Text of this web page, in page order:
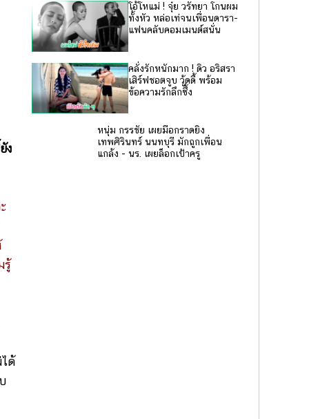
ง
รู้
ด้
โอ้โหแม่ ! จุ๋ย วรัทยา โกนผม
ทั้งหัว หล่อเท่จนเพื่อนดารา-
แฟนคลับคอมเมนต์สนั่น
คลั่งรักหนักมาก ! ดิว อริสรา
เสิร์ฟชอตจูบ วู้ดดี้ พร้อม
ข้อความรักลึกซึ้ง
หนุ่ม กรรชัย เผยมือกราดยิง
เทพศิรินทร์ นนทบุรี มักถูกเพื่อน
แกล้ง - นร. เผยล็อกเป้าครู